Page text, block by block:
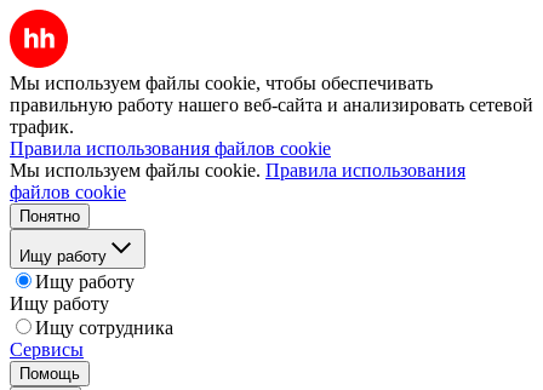
Мы используем файлы cookie, чтобы обеспечивать
правильную работу нашего веб-сайта и анализировать сетевой
трафик.
Правила использования файлов cookie
Мы используем файлы cookie. Правила использования
файлов cookie
Понятно
Ищу работу
Ищу работу
Ищу работу
Ищу сотрудника
Сервисы
Помощь